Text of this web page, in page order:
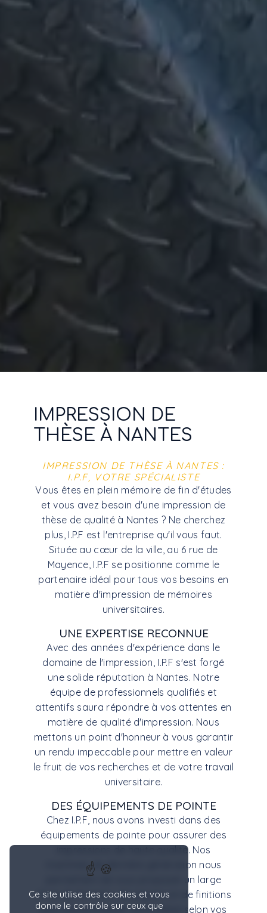
IMPRESSION DE
THÈSE À NANTES
IMPRESSION DE THÈSE À NANTES :
I.P.F, VOTRE SPÉCIALISTE
Vous êtes en plein mémoire de fin d'études
et vous avez besoin d'une impression de
thèse de qualité à Nantes ? Ne cherchez
plus, I.P.F est l'entreprise qu'il vous faut.
Située au cœur de la ville, au 6 rue de
Mayence, I.P.F se positionne comme le
partenaire idéal pour tous vos besoins en
matière d'impression de mémoires
universitaires.
UNE EXPERTISE RECONNUE
Avec des années d'expérience dans le
domaine de l'impression, I.P.F s'est forgé
une solide réputation à Nantes. Notre
équipe de professionnels qualifiés et
attentifs saura répondre à vos attentes en
matière de qualité d'impression. Nous
mettons un point d'honneur à vous garantir
un rendu impeccable pour mettre en valeur
le fruit de vos recherches et de votre travail
universitaire.
DES ÉQUIPEMENTS DE POINTE
Chez I.P.F, nous avons investi dans des
équipements de pointe pour assurer des
impressions de haute qualité. Nos
machines de dernière génération nous
permettent de vous proposer un large
choix de formats, de papiers et de finitions
pour personnaliser votre thèse selon vos
Ce site utilise des cookies et vous
donne le contrôle sur ceux que